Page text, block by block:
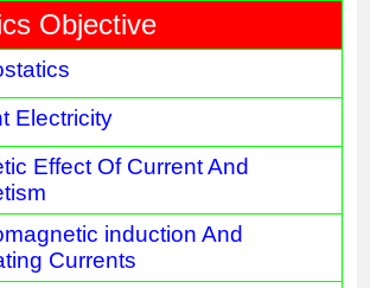
Objective
Electricity
Effect Of Current And
induction And
Currents